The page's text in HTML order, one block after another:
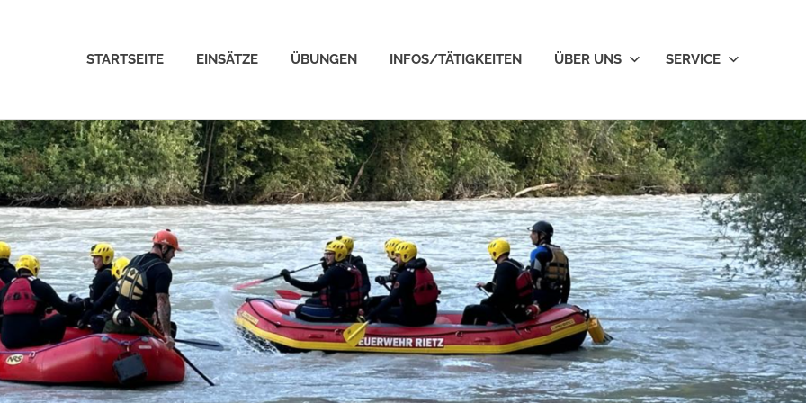
STARTSEITE EINSÄTZE ÜBUNGEN INFOS/TÄTIGKEITEN ÜBER UNS SERVICE